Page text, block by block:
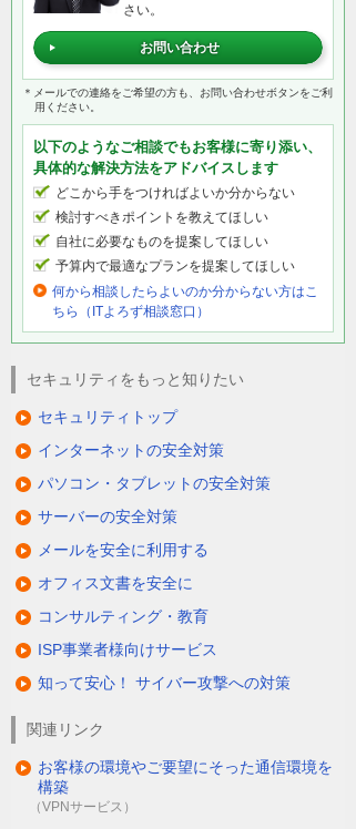
さい。
お問い合わせ
＊メールでの連絡をご希望の方も、お問い合わせボタンをご利
用ください。
以下のようなご相談でもお客様に寄り添い、
具体的な解決方法をアドバイスします
どこから手をつければよいか分からない
検討すべきポイントを教えてほしい
自社に必要なものを提案してほしい
予算内で最適なプランを提案してほしい
何から相談したらよいのか分からない方はこ
ちら（ITよろず相談窓口）
セキュリティをもっと知りたい
セキュリティトップ
インターネットの安全対策
パソコン・タブレットの安全対策
サーバーの安全対策
メールを安全に利用する
オフィス文書を安全に
コンサルティング・教育
ISP事業者様向けサービス
知って安心！ サイバー攻撃への対策
関連リンク
お客様の環境やご要望にそった通信環境を
構築
（VPNサービス）